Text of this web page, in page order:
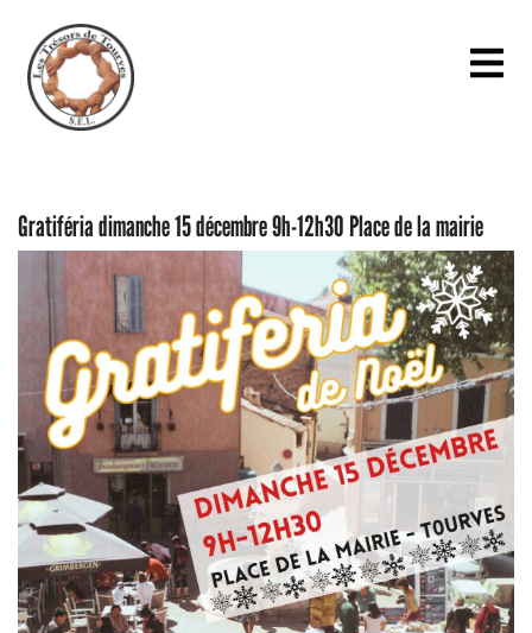
Gratiféria dimanche 15 décembre 9h-12h30 Place de la mairie